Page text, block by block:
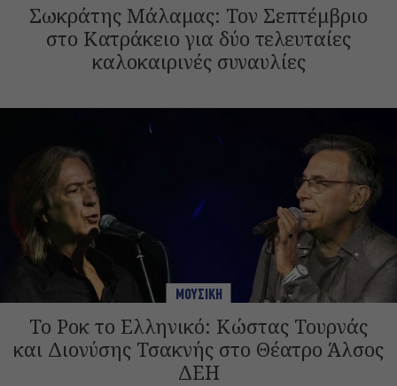
Σωκράτης Μάλαμας: Τον Σεπτέμβριο
στο Κατράκειο για δύο τελευταίες
καλοκαιρινές συναυλίες
ΜΟΥΣΙΚΗ
Το Ροκ το Ελληνικό: Κώστας Τουρνάς
και Διονύσης Τσακνής στο Θέατρο Άλσος
ΔΕΗ